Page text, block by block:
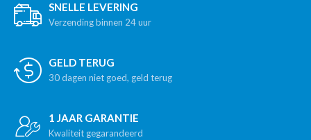
SNELLE LEVERING
Verzending binnen 24 uur
GELD TERUG
30 dagen niet goed, geld terug
1 JAAR GARANTIE
Kwaliteit gegarandeerd